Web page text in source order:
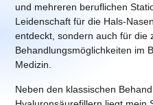
und mehreren beruflichen
Leidenschaft für die Hals-
entdeckt, sondern auch für die
Behandlungsmöglichkeiten im
Medizin.
Neben den klassischen